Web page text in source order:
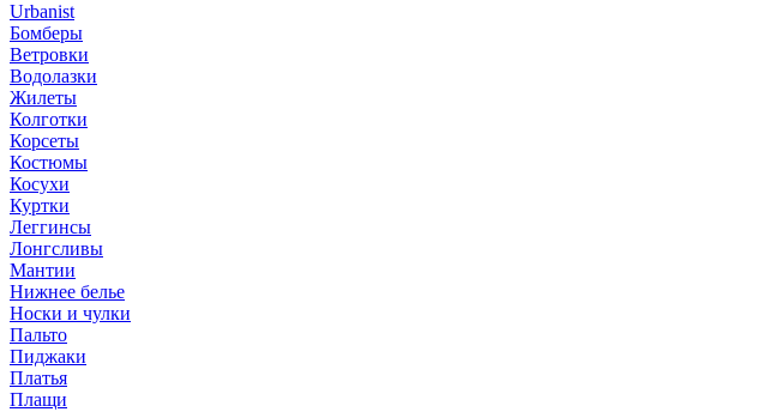
Urbanist
Бомберы
Ветровки
Водолазки
Жилеты
Колготки
Корсеты
Костюмы
Косухи
Куртки
Леггинсы
Лонгсливы
Мантии
Нижнее белье
Носки и чулки
Пальто
Пиджаки
Платья
Плащи